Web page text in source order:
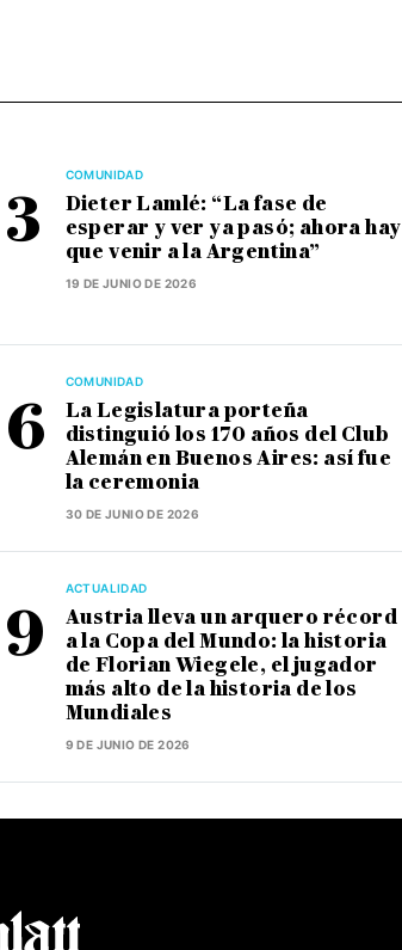
COMUNIDAD
Dieter Lamlé: “La fase de
esperar y ver ya pasó; ahora hay
que venir a la Argentina”
19 DE JUNIO DE 2026
COMUNIDAD
La Legislatura porteña
distinguió los 170 años del Club
Alemán en Buenos Aires: así fue
la ceremonia
30 DE JUNIO DE 2026
ACTUALIDAD
Austria lleva un arquero récord
a la Copa del Mundo: la historia
de Florian Wiegele, el jugador
más alto de la historia de los
Mundiales
9 DE JUNIO DE 2026